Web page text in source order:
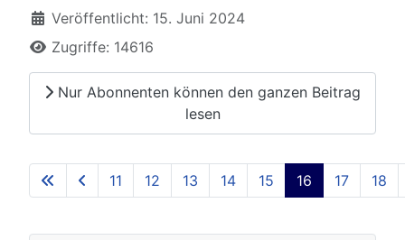
Veröffentlicht: 15. Juni 2024
Zugriffe: 14616
Nur Abonnenten können den ganzen Beitrag
lesen
Seite 16 von 129
11 12 13 14 15 16 17 18